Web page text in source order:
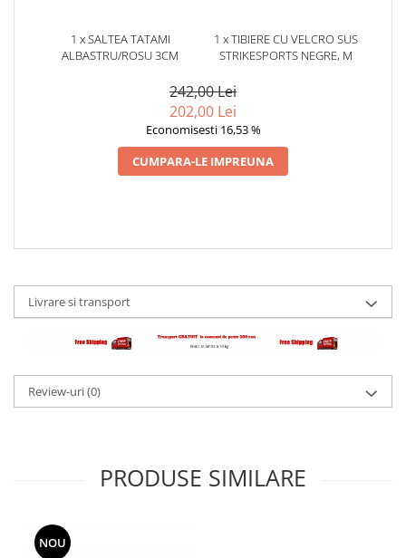
1 x SALTEA TATAMI
ALBASTRU/ROSU 3CM
1 x TIBIERE CU VELCRO SUS
STRIKESPORTS NEGRE, M
242,00 Lei
202,00 Lei
Economisesti 16,53 %
CUMPARA-LE IMPREUNA
Livrare si transport
Review-uri(0)
PRODUSE SIMILARE
NOU